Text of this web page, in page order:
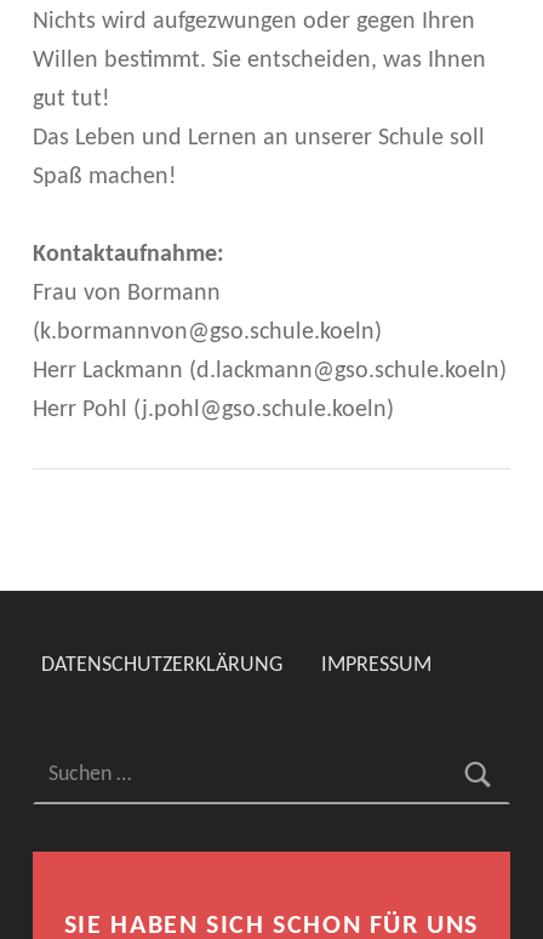
Nichts wird aufgezwungen oder gegen Ihren
Willen bestimmt. Sie entscheiden, was Ihnen
gut tut!
Das Leben und Lernen an unserer Schule soll
Spaß machen!
Kontaktaufnahme:
Frau von Bormann
(k.bormannvon@gso.schule.koeln)
Herr Lackmann (d.lackmann@gso.schule.koeln)
Herr Pohl (j.pohl@gso.schule.koeln)
Skip back to main navigation
DATENSCHUTZERKLÄRUNG IMPRESSUM
SIE HABEN SICH SCHON FÜR UNS